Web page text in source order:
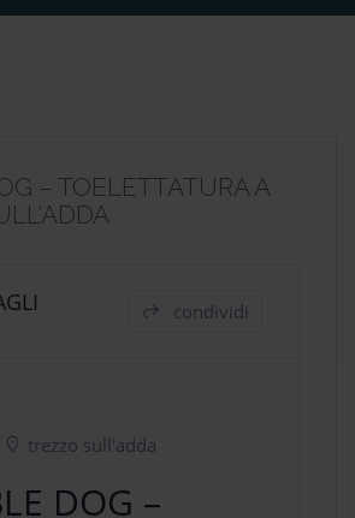
– TOELETTATURA A
condividi
trezzo sull'adda
DOG –